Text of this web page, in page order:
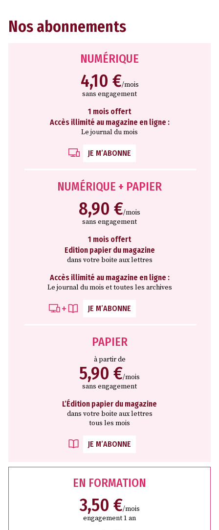
Nos abonnements
NUMÉRIQUE
4,10 €/mois
sans engagement
1 mois offert
Accès illimité au magazine en ligne :
Le journal du mois
JE M’ABONNE
NUMÉRIQUE + PAPIER
8,90 €/mois
sans engagement
1 mois offert
Edition papier du magazine
dans votre boite aux lettres
Accès illimité au magazine en ligne :
Le journal du mois et toutes les archives
JE M’ABONNE
PAPIER
à partir de
5,90 €/mois
sans engagement
L’Édition papier du magazine
dans votre boite aux lettres
tous les mois
JE M’ABONNE
EN FORMATION
3,50 €/mois
engagement 1 an